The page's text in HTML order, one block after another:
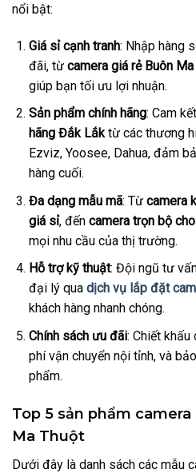
nổi bật:
Giá sỉ cạnh tranh: Nhập hàng
đãi, từ camera giá rẻ Buôn
giúp bạn tối ưu lợi nhuận.
Sản phẩm chính hãng: Cam
hãng Đắk Lắktừ các thương
Ezviz, Yoosee, Dahua, đảm
hàng cuối.
Đa dạng mẫu mã: Từ camera
giá sỉ, đến camera trọn bộ
mọi nhu cầu của thị trường.
Hỗ trợ kỹ thuật: Đội ngũ tư
đại lý qua dịch vụ lắp đặt
khách hàng nhanh chóng.
Chính sách ưu đãi: Chiết khấu
phí vận chuyển nội tỉnh, và
phẩm.
Top 5 sản phẩm
Ma Thuột
Dưới đây là danh sách các mẫu